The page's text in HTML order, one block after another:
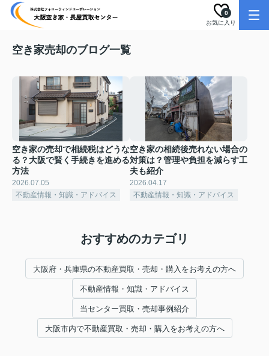
お気に入り
0
空き家売却のブログ一覧
空き家の売却で相続税はどうな
る？大阪で賢く手続きを進める
方法
2026.07.05
不動産情報・知識・アドバイス
空き家の相続後売れない場合の
対策は？管理や負担を減らす工
夫も紹介
2026.04.17
不動産情報・知識・アドバイス
おすすめのカテゴリ
大阪府・兵庫県の不動産買取・売却・購入をお考えの方へ
不動産情報・知識・アドバイス
当センター買取・売却事例紹介
大阪市内で不動産買取・売却・購入をお考えの方へ